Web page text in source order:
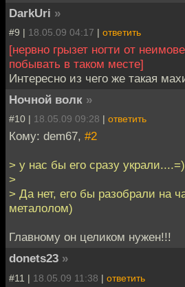
DarkUri »
#9 | 18.05.09 04:17 | ответить
[нервно грызет ногти от
побывать в таком месте]
Интересно из чего же такая
Ночной волк »
#10 | 18.05.09 09:28 | ответить
Кому: dem67, #2
> у нас бы его сразу украли....=)
>
> Да нет, его бы разобрали на
металолом)
Главному он целиком нужен!!!
donets23 »
#11 | 18.05.09 11:38 | ответить